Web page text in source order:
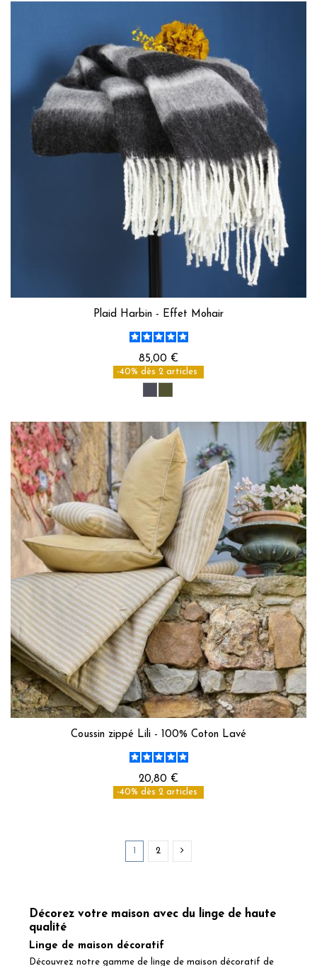
Plaid Harbin - Effet Mohair
85,00 €
-40% dès 2 articles
Coussin zippé Lili - 100% Coton Lavé
20,80 €
-40% dès 2 articles
2
Décorez votre maison avec du linge de haute
qualité
Linge de maison décoratif
Découvrez notre gamme de linge de maison décoratif de